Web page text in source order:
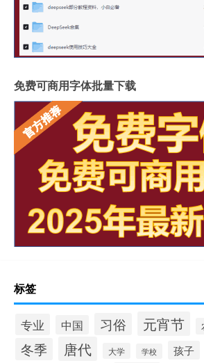
免费可商用字体批量下载
标签
专业 中国 习俗 元宵节
冬季 唐代 大学 学校 孩子